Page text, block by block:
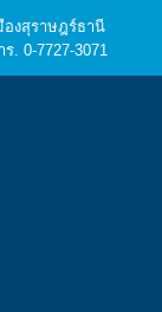
งสุราษฎร์ธานี
. 0-7727-3071